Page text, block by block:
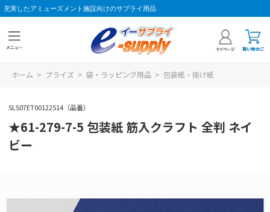
充実したアミューズメント施設向けのサプライ用品
ホーム > プライズ > 袋・ラッピング用品 > 包装紙・掛け紙
SLS07ET00122514（品番）
★61-279-7-5 包装紙 筋入クラフト 全判 ネイ
ビー